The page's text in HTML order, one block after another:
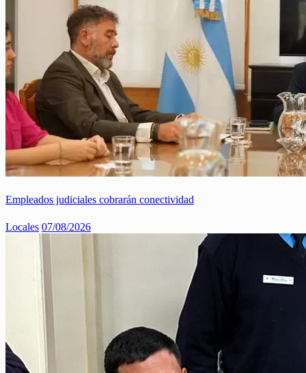
Empleados judiciales cobrarán conectividad
Locales 07/08/2026